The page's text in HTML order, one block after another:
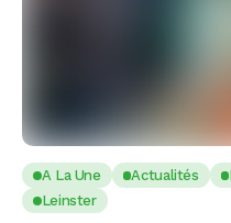
A La Une Actualités
Leinster